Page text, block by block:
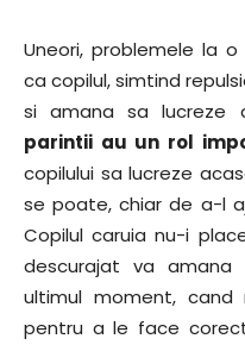
Uneori, problemele la
ca copilul, simtind
si amana sa lucreze
parintii au un rol
copilului sa lucreze
se poate, chiar de a-l
Copilul caruia nu-i
descurajat va
ultimul moment,
pentru a le face